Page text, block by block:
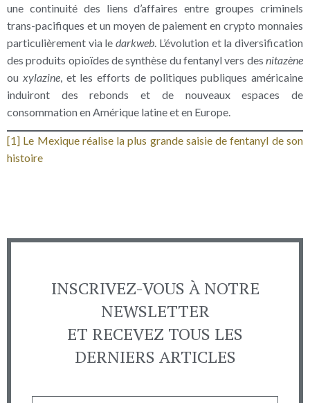
une continuité des liens d’affaires entre groupes criminels
trans-pacifiques et un moyen de paiement en crypto monnaies
particulièrement via ledarkweb . L’évolution et la diversification
des produits opioïdes de synthèse du fentanyl vers des nitazène
ou xylazine, et les efforts de politiques publiques américaine
induiront des rebonds et de nouveaux espaces de
consommation en Amérique latine et en Europe.
[1] Le Mexique réalise la plus grande saisie de fentanyl de son
histoire
INSCRIVEZ-VOUS À NOTRE
NEWSLETTER
ET RECEVEZ TOUS LES
DERNIERS ARTICLES